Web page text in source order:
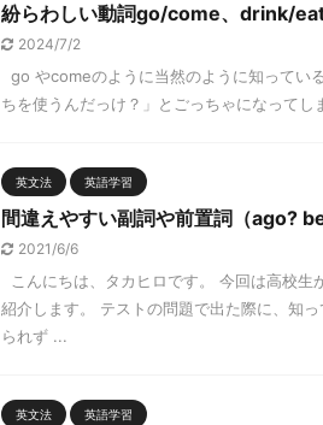
紛らわしい動詞go/come、drink/
2024/7/2
go やcomeのように当然のように知ってい
ちを使うんだっけ？」とごっちゃになって
英文法 英語学習
間違えやすい副詞や前置詞（ago?
2021/6/6
こんにちは、タカヒロです。 今回は高校生
紹介します。 テストの問題で出た際に、知
られず ...
英文法 英語学習